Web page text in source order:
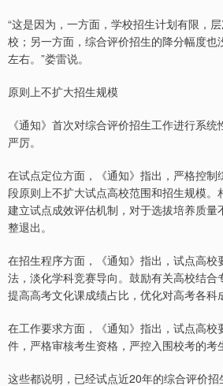
“这是因为，一方面，学校招生计划有限，
校；另一方面，综合评价招生的降分幅度
左右。”娄雷说。
原则上不扩大招生规模
《通知》首次对综合评价招生工作进行系
严厉。
在试点定位方面，《通知》指出，严格控制
段原则上不扩大试点高校范围和招生规模。
建立试点成效评估机制，对于选拔培养质量
整退出。
在招生程序方面，《通知》指出，试点高校
法，淡化学科竞赛导向。鼓励有关高校结合
提高高考文化课成绩占比，优化对高考各科
在工作要求方面，《通知》指出，试点高校
件，严格审核考生资格，严控入围校考的考
这些都说明，已经试点近20年的综合评价